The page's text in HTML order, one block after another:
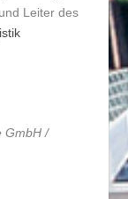
Leiter des
GmbH /